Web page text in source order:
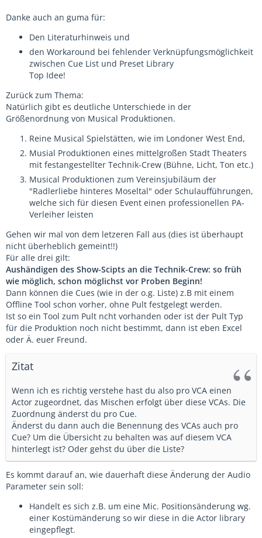
Danke auch an guma für:
Den Literaturhinweis und
den Workaround bei fehlender Verknüpfungsmöglichkeit
zwischen Cue List und Preset Library
Top Idee!
Zurück zum Thema:
Natürlich gibt es deutliche Unterschiede in der
Größenordnung von Musical Produktionen.
Reine Musical Spielstätten, wie im Londoner West End,
Musial Produktionen eines mittelgroßen Stadt Theaters
mit festangestellter Technik-Crew (Bühne, Licht, Ton etc.)
Musical Produktionen zum Vereinsjubiläum der
"Radlerliebe hinteres Moseltal" oder Schulaufführungen,
welche sich für diesen Event einen professionellen PA-
Verleiher leisten
Gehen wir mal von dem letzeren Fall aus (dies ist überhaupt
nicht überheblich gemeint!!)
Für alle drei gilt:
Aushändigen des Show-Scipts an die Technik-Crew: so früh
wie möglich, schon möglichst vor Proben Beginn!
Dann können die Cues (wie in der o.g. Liste) z.B mit einem
Offline Tool schon vorher, ohne Pult festgelegt werden.
Ist so ein Tool zum Pult ncht vorhanden oder ist der Pult Typ
für die Produktion noch nicht bestimmt, dann ist eben Excel
oder Ä. euer Freund.
Zitat
Wenn ich es richtig verstehe hast du also pro VCA einen
Actor zugeordnet, das Mischen erfolgt über diese VCAs. Die
Zuordnung änderst du pro Cue.
Änderst du dann auch die Benennung des VCAs auch pro
Cue? Um die Übersicht zu behalten was auf diesem VCA
hinterlegt ist? Oder gehst du über die Liste?
Es kommt darauf an, wie dauerhaft diese Änderung der Audio
Parameter sein soll:
Handelt es sich z.B. um eine Mic. Positionsänderung wg.
einer Kostümänderung so wir diese in die Actor library
eingepflegt.